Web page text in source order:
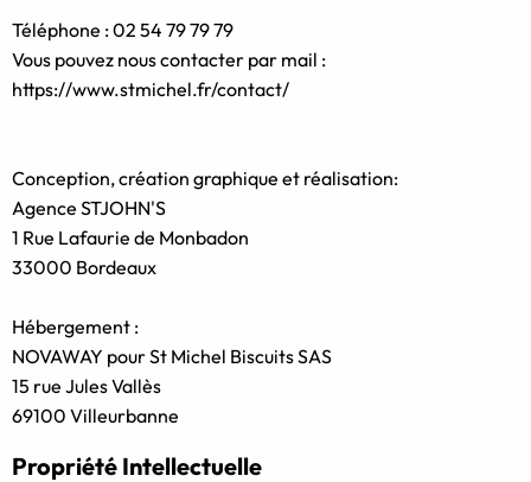
Téléphone : 02 54 79 79 79
Vous pouvez nous contacter par mail :
https://www.stmichel.fr/contact/
Conception, création graphique et réalisation:
Agence STJOHN'S
1 Rue Lafaurie de Monbadon
33000 Bordeaux
Hébergement :
NOVAWAY pour St Michel Biscuits SAS
15 rue Jules Vallès
69100 Villeurbanne
Propriété Intellectuelle